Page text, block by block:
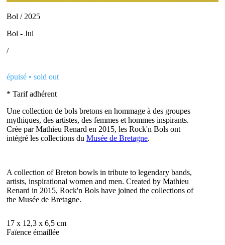
Bol / 2025
Bol - Jul
/
épuisé • sold out
* Tarif adhérent
Une collection de bols bretons en hommage à des groupes
mythiques, des artistes, des femmes et hommes inspirants.
Crée par Mathieu Renard en 2015, les Rock'n Bols ont
intégré les collections du Musée de Bretagne.
A collection of Breton bowls in tribute to legendary bands,
artists, inspirational women and men. Created by Mathieu
Renard in 2015, Rock'n Bols have joined the collections of
the Musée de Bretagne.
17 x 12,3 x 6,5 cm
Faïence émaillée